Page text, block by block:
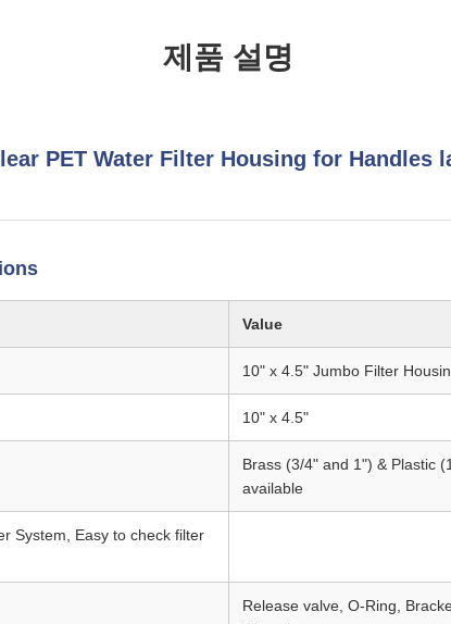
제품 설명
PET Water Filter Housing for Handles
Value
10" x 4.5" Jumbo Filter
10" x 4.5"
Brass (3/4" and 1") & Plastic
available
System, Easy to check filter
Release valve, O-Ring,